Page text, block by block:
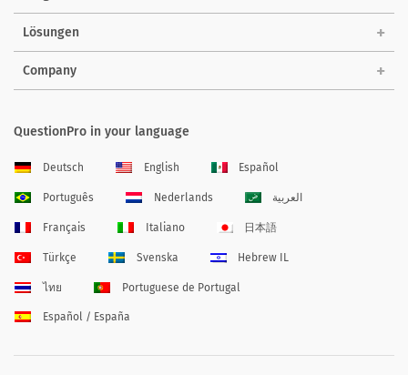
Lösungen
Company
QuestionPro in your language
Deutsch English Español
Português Nederlands العربية
Français Italiano 日本語
Türkçe Svenska Hebrew IL
ไทย Portuguese de Portugal
Español / España